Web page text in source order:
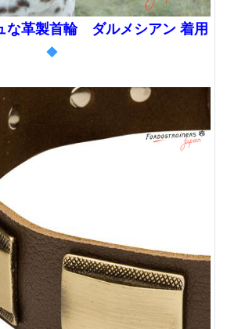
な革製首輪 ダルメシアン 着用
❖